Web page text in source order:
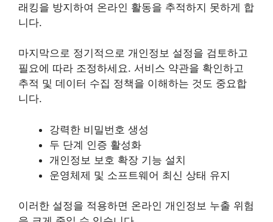
래킹을 방지하여 온라인 활동을 추적하지 못하게 합
니다.
마지막으로 정기적으로 개인정보 설정을 검토하고
필요에 따라 조정하세요. 서비스 약관을 확인하고
추적 및 데이터 수집 정책을 이해하는 것도 중요합
니다.
강력한 비밀번호 생성
두 단계 인증 활성화
개인정보 보호 확장 기능 설치
운영체제 및 소프트웨어 최신 상태 유지
이러한 설정을 적용하면 온라인 개인정보 누출 위험